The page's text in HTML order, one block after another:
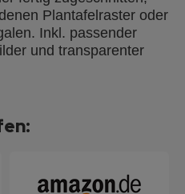
Plantafelraster oder
Inkl. passender
und transparenter